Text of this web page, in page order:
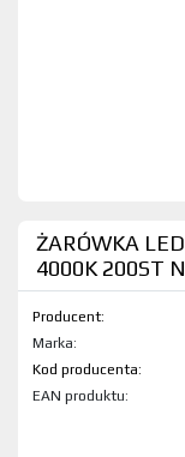
ŻARÓWKA
4000K 200ST
Producent:
Marka:
Kod produktu:
EAN produktu: